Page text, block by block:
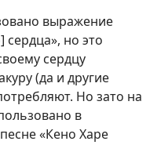
выражение
сердца», но это
сердцу
(да и другие
Но зато на
в
«Кено Харе